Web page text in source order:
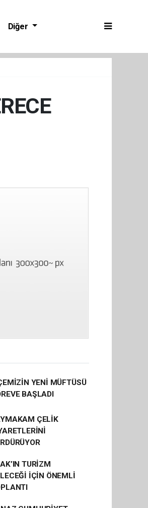
Diğer
YENİ MÜFTÜSÜ
BAŞLADI
ÇELİK
TURİZM
İÇİN ÖNEMLİ